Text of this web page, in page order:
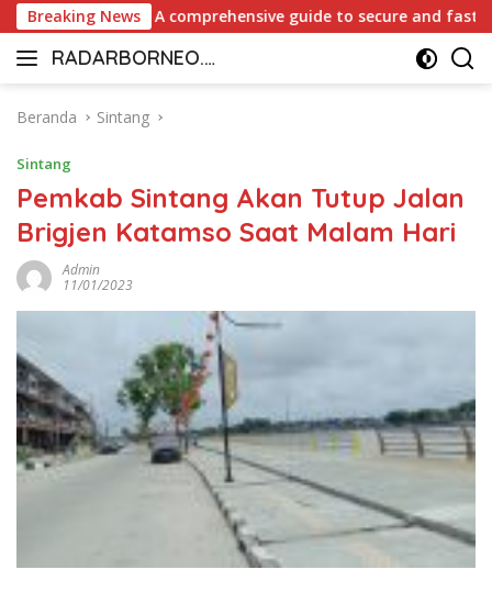
Langsung
ke
konten
Breaking News
Canada: A comprehensive guide to secure and fast
RADARBORNEO.I
Radarnya
Beranda
Sintang
Sintang
Pemkab Sintang Akan Tutup Jalan
Brigjen Katamso Saat Malam Hari
Admin
11/01/2023